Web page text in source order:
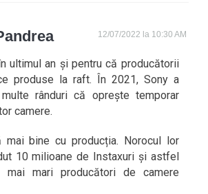
12/07/2022 la 10:30 AM
ultimul an și pentru că producătorii
produse la raft. În 2021, Sony a
rânduri că oprește temporar
camere.
mai bine cu producția. Norocul lor
10 milioane de Instaxuri și astfel
mari producători de camere